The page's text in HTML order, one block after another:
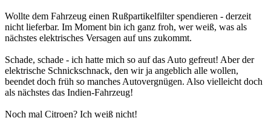
Wollte dem Fahrzeug einen Rußpartikelfilter spendieren - derzeit
nicht lieferbar. Im Moment bin ich ganz froh, wer weiß, was als
nächstes elektrisches Versagen auf uns zukommt.
Schade, schade - ich hatte mich so auf das Auto gefreut! Aber der
elektrische Schnickschnack, den wir ja angeblich alle wollen,
beendet doch früh so manches Autovergnügen. Also vielleicht doch
als nächstes das Indien-Fahrzeug!
Noch mal Citroen? Ich weiß nicht!